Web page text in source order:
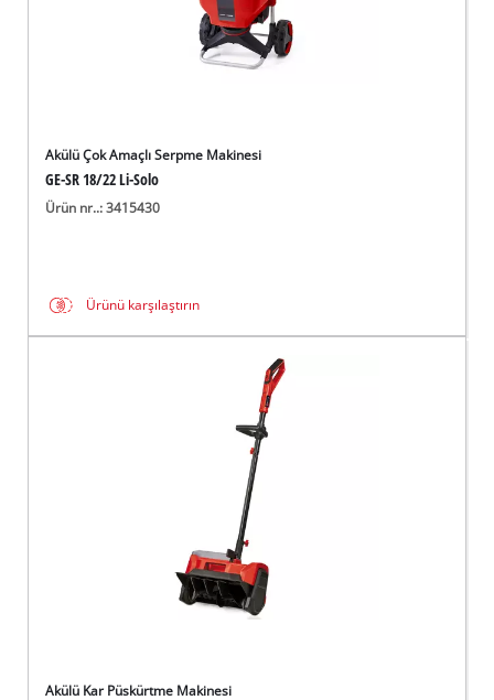
Akülü Çok Amaçlı Serpme Makinesi
GE-SR 18/22 Li-Solo
Ürün nr..: 3415430
Ürünü karşılaştırın
Akülü Kar Püskürtme Makinesi